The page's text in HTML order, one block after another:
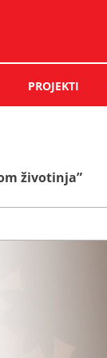
PROJEKTI
životinja”